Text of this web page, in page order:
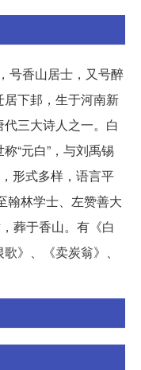
号香山居士，又号醉
下邽，生于河南新
三大诗人之一。白
“元白”，与刘禹锡
形式多样，语言平
翰林学士、左赞善大
葬于香山。有《白
》、《卖炭翁》、